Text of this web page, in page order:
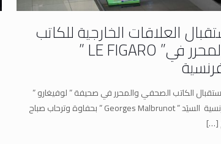
العلاقات الخارجية للكاتب
والمحرر في” LE FIGARO ”
الكاتب الصحفي والمحرر في صحيفة ” لوفيغارو ”
الفرنسية السيَد ” Georges Malbrunot ” بحفاوة وترحاب صباح
[…]